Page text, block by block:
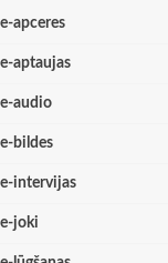
e-apceres
e-aptaujas
e-audio
e-bildes
e-intervijas
e-joki